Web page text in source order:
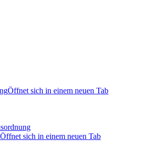
Öffnet sich in einem neuen Tab
Öffnet sich in einem neuen Tab